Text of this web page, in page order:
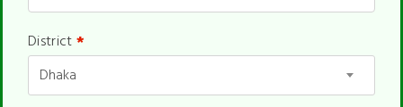
District*
Dhaka